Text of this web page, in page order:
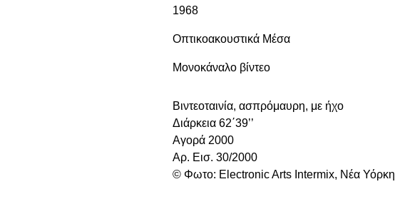
1968
Οπτικοακουστικά Μέσα
Μονοκάναλο βίντεο
Βιντεοταινία, ασπρόμαυρη, με ήχο
Διάρκεια 62΄39’’
Αγορά 2000
Αρ. Eισ. 30/2000
© Φωτο: Electronic Arts Intermix, Νέα Υόρκη